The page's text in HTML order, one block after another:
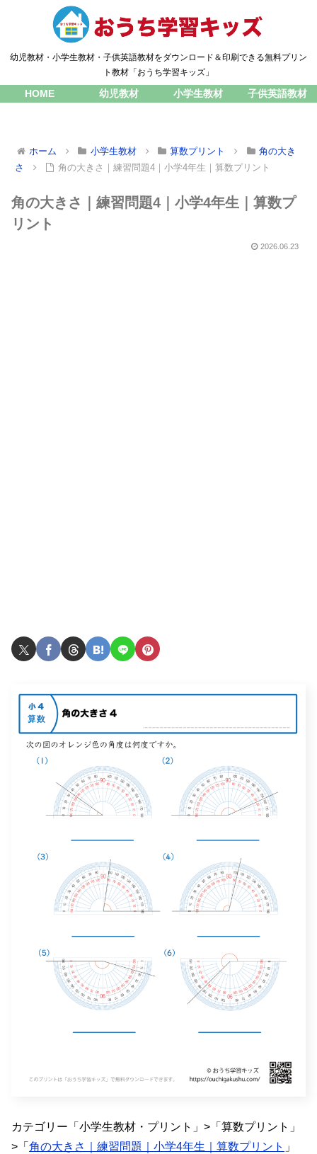
幼児教材・小学生教材・子供英語教材をダウンロード＆印刷できる無料プリン
ト教材「おうち学習キッズ」
HOME 幼児教材 小学生教材 子供英語教材
ホーム 小学生教材 算数プリント
角の大き
さ
角の大きさ｜練習問題4｜小学4年生｜算数プリント
角の大きさ｜練習問題4｜小学4年生｜算数プ
リント
2026.06.23
カテゴリー「小学生教材・プリント」>「算数プリント」
>「 角の大きさ｜練習問題｜小学4年生｜算数プリント 」